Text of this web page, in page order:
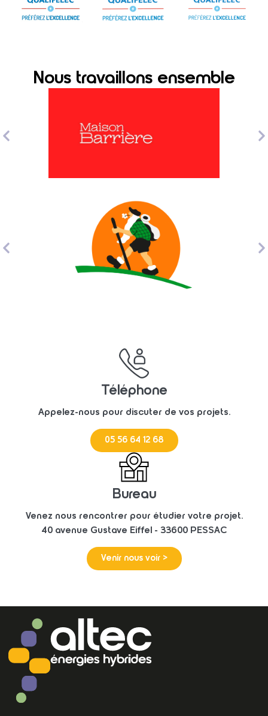
Nous travaillons ensemble
Téléphone
Appelez-nous pour discuter de vos projets.
05 56 64 12 68
Bureau
Venez nous rencontrer pour étudier votre projet.
40 avenue Gustave Eiffel - 33600 PESSAC
Venir nous voir >